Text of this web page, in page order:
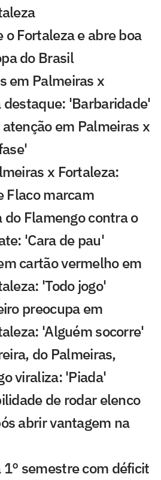
o Fortaleza e abre boa
do Brasil
em Palmeiras x
destaque: 'Barbaridade'
em Palmeiras x
x Fortaleza:
Flaco marcam
Flamengo contra o
'Cara de pau'
cartão vermelho em
'Todo jogo'
preocupa em
'Alguém socorre'
do Palmeiras,
viraliza: 'Piada'
de rodar elenco
abrir vantagem na
semestre com déficit